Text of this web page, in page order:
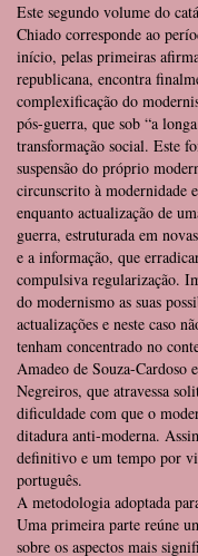
Este segundo volume do
Chiado corresponde ao
início, pelas primeiras
republicana, encontra
complexificação do
pós-guerra, que sob “a
transformação social. Este
suspensão do próprio
circunscrito à modernidade
enquanto actualização de
guerra, estruturada em
e a informação, que
compulsiva regularização.
do modernismo as suas
actualizações e neste caso
tenham concentrado no
Amadeo de Souza-Cardoso
Negreiros, que atravessa
dificuldade com que o
ditadura anti-moderna.
definitivo e um tempo por
português.
A metodologia adoptada
Uma primeira parte reúne
sobre os aspectos mais